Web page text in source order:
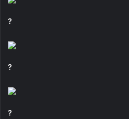
?
?
?